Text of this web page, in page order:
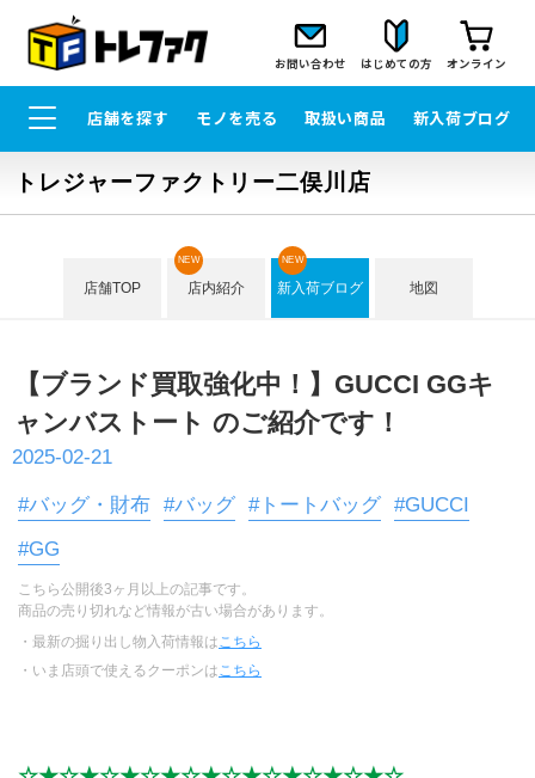
お問い合わせ はじめての方 オンライン
店舗を探す モノを売る 取扱い商品 新入荷ブログ
トレジャーファクトリー二俣川店
店舗TOP 店内紹介
NEW
新入荷ブログ
NEW
地図
【ブランド買取強化中！】GUCCI GGキ
ャンバストート のご紹介です！
2025-02-21
#バッグ・財布 #バッグ #トートバッグ #GUCCI
#GG
こちら公開後3ヶ月以上の記事です。
商品の売り切れなど情報が古い場合があります。
・最新の掘り出し物入荷情報は こちら
・いま店頭で使えるクーポンは こちら